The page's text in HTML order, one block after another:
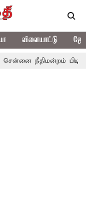
விளையாட்டு
பிடிவாராண்ட்